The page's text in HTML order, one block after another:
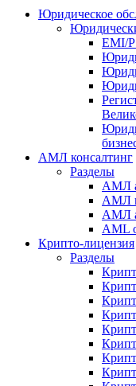
Юридическое
EMI/
АМЛ консалтинг
Разделы
АМЛ
АМЛ
АМЛ
AML
Крипто-лицензия
Разделы